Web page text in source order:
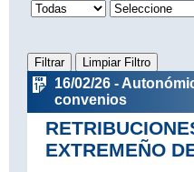
16/02/26 -
convenios
EXTREMEÑO